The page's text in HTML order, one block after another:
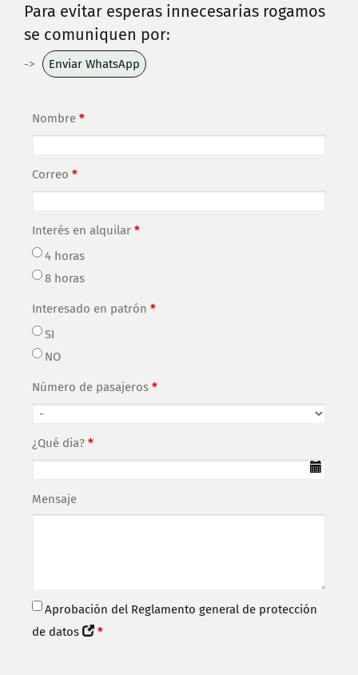
Para evitar esperas innecesarias rogamos
se comuniquen por:
-> Enviar WhatsApp
Nombre *
Correo *
Interés en alquilar *
4 horas
8 horas
Interesado en patrón *
SI
NO
Número de pasajeros *
¿Qué dia? *
Mensaje
Aprobación del Reglamento general de protección
de datos
*